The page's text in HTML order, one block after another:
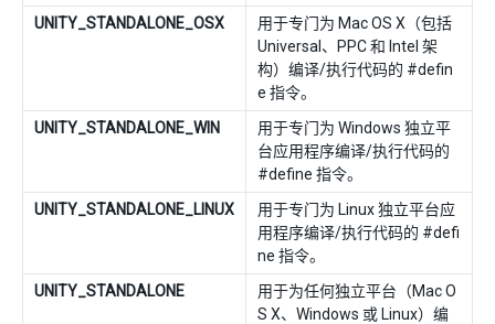
UNITY_STANDALONE_OSX
用于专门为 Mac OS X（包括
Universal、PPC 和 Intel 架
构）编译/执行代码的 #defin
e 指令。
UNITY_STANDALONE_WIN
用于专门为 Windows 独立平
台应用程序编译/执行代码的
#define 指令。
UNITY_STANDALONE_LINUX
用于专门为 Linux 独立平台应
用程序编译/执行代码的 #defi
ne 指令。
UNITY_STANDALONE
用于为任何独立平台（Mac O
S X、Windows 或 Linux）编